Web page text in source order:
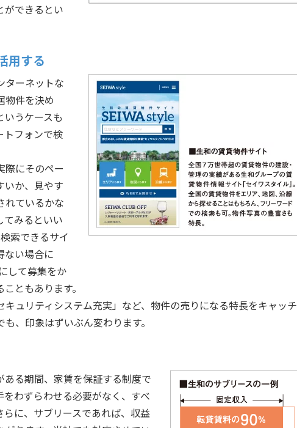
ができるとい
用する
ターネットな
物件を決め
いうケースも
トフォンで検
際にそのペー
いか、見やす
れているかな
てみるといい
索できるサイ
ない場合に
して募集をか
ともあります。
キュリティシステム充実」など、物件の売りになる特長をキャッチ
、印象はずいぶん変わります。
る期間、家賃を保証する制度で
わずらわせる必要がなく、すべ
に、サブリースであれば、収益